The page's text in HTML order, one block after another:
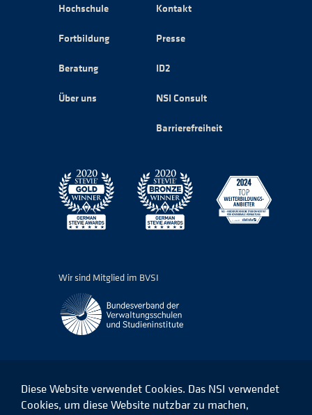
Hochschule
Fortbildung
Beratung
Über uns
Kontakt
Presse
ID2
NSI Consult
Barrierefreiheit
Wir sind Mitglied im BVSI
Diese Website verwendet Cookies. Das NSI verwendet
Cookies, um diese Website nutzbar zu machen,